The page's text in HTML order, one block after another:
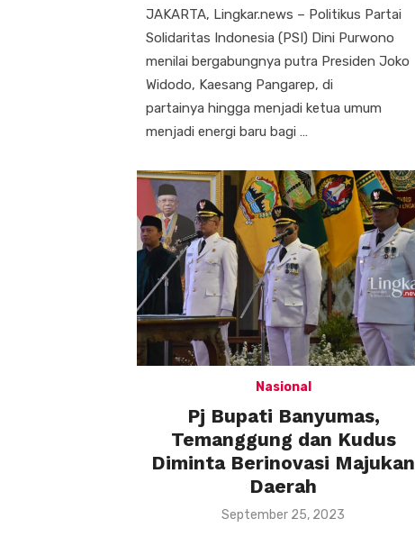
JAKARTA, Lingkar.news – Politikus Partai
Solidaritas Indonesia (PSI) Dini Purwono
menilai bergabungnya putra Presiden Joko
Widodo, Kaesang Pangarep, di
partainya hingga menjadi ketua umum
menjadi energi baru bagi …
Nasional
Pj Bupati Banyumas,
Temanggung dan Kudus
Diminta Berinovasi Majukan
Daerah
Posted
September 25, 2023